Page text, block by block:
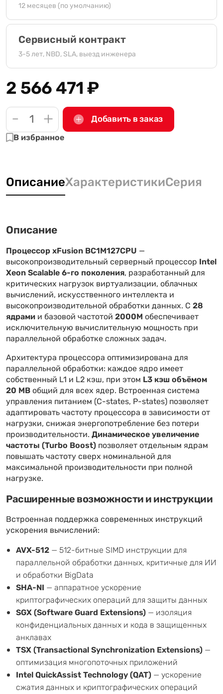
12 месяцев (по умолчанию)
Сервисный контракт
3-5 лет, NBD, SLA, выезд инженера
2 566 471₽
- + Добавить в заказ
В избранное
ОписаниеХарактеристикиСерия
Описание
Процессор xFusion BC1M127CPU —
высокопроизводительный серверный процессор Intel
Xeon Scalable 6-го поколения, разработанный для
критических нагрузок виртуализации, облачных
вычислений, искусственного интеллекта и
высокопроизводительной обработки данных. С 28
ядрами и базовой частотой 2000M обеспечивает
исключительную вычислительную мощность при
параллельной обработке сложных задач.
Архитектура процессора оптимизирована для
параллельной обработки: каждое ядро имеет
собственный L1 и L2 кэш, при этом L3 кэш объёмом
20 MBобщий для всех ядер. Встроенная система
управления питанием (C-states, P-states) позволяет
адаптировать частоту процессора в зависимости от
нагрузки, снижая энергопотребление без потери
производительности. Динамическое увеличение
частоты (Turbo Boost) позволяет отдельным ядрам
повышать частоту сверх номинальной для
максимальной производительности при полной
нагрузке.
Расширенные возможности и инструкции
Встроенная поддержка современных инструкций
ускорения вычислений:
AVX-512 — 512-битные SIMD инструкции для
параллельной обработки данных, критичные для ИИ
и обработки BigData
SHA-NI — аппаратное ускорение
криптографических операций для защиты данных
SGX (Software Guard Extensions) — изоляция
конфиденциальных данных и кода в защищенных
анклавах
TSX (Transactional Synchronization Extensions) —
оптимизация многопоточных приложений
Intel QuickAssist Technology (QAT) — ускорение
сжатия данных и криптографических операций